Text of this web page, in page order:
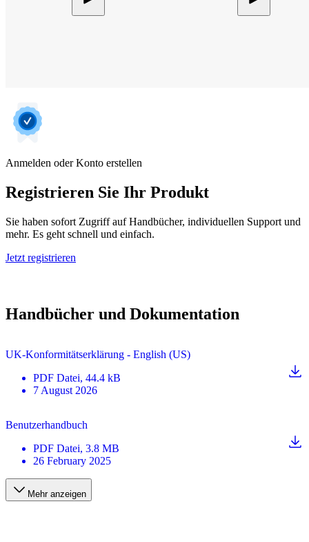
Anmelden oder Konto erstellen
Registrieren Sie Ihr Produkt
Sie haben sofort Zugriff auf Handbücher, individuellen Support und
mehr. Es geht schnell und einfach.
Jetzt registrieren
Handbücher und Dokumentation
UK-Konformitätserklärung - English (US)
PDF Datei, 44.4 kB
7 August 2026
Benutzerhandbuch
PDF Datei, 3.8 MB
26 February 2025
Mehr anzeigen